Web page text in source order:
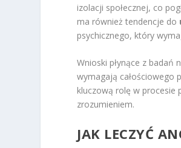
izolacji społecznej, co
ma również tendencje do
psychicznego, który
Wnioski płynące z badań
wymagają całościowego
kluczową rolę w
zrozumieniem.
JAK LECZYĆ